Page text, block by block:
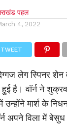
पहल
4, 2022
TWEET
लेग स्पिनर
है। वॉर्न ने
उन्होंने मार्श के
अपने विला में